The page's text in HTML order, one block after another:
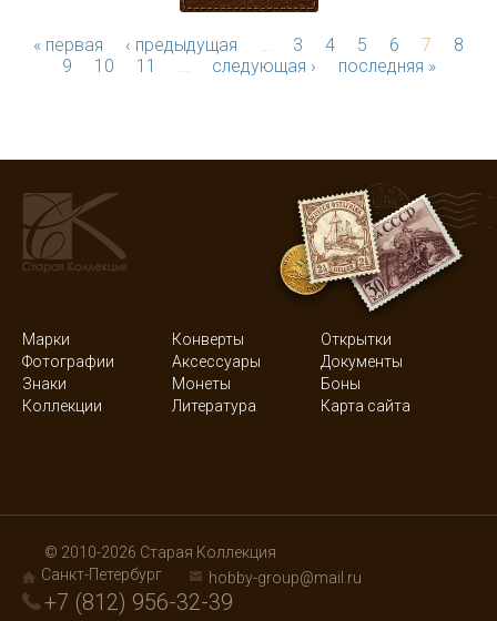
« первая ‹ предыдущая … 3 4 5 6 7
8
9
10 11 … следующая › последняя »
Марки Конверты
Открытки
Фотографии
Аксессуары
Документы
Знаки
Монеты
Боны
Коллекции
Литература Карта сайта
© 2010-2026 Старая Коллекция
Санкт-Петербург
hobby-group@mail.ru
+7 (812) 956-32-39